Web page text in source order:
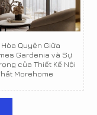
Hòa Quyện Giữa
Gardenia và Sự
của Thiết Kế Nội
Morehome